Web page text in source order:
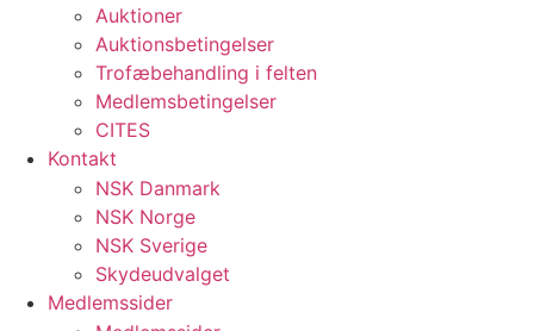
Auktioner
Auktionsbetingelser
Trofæbehandling i felten
Medlemsbetingelser
CITES
Kontakt
NSK Danmark
NSK Norge
NSK Sverige
Skydeudvalget
Medlemssider